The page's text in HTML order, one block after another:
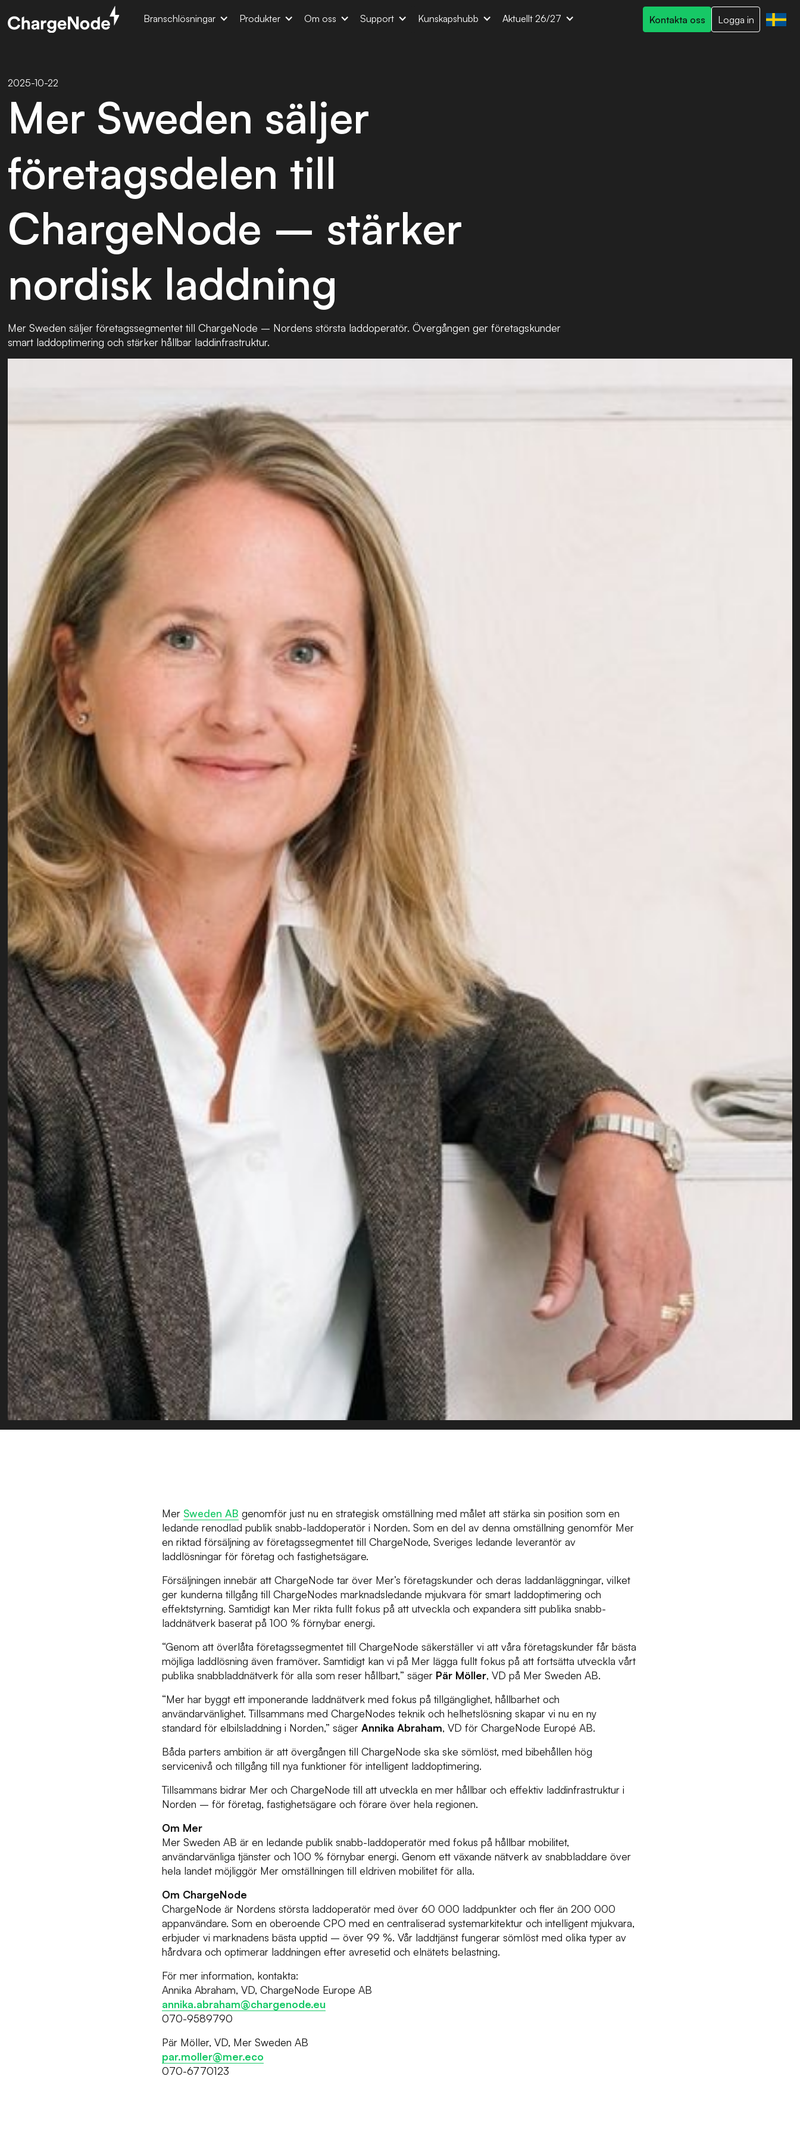
Branschlösningar Produkter Om oss Support Kunskapshubb Aktuellt 26/27 Kontakta oss Logga in
2025-10-22
Mer Sweden säljer
företagsdelen till
ChargeNode – stärker
nordisk laddning
Mer Sweden säljer företagssegmentet till ChargeNode – Nordens största laddoperatör. Övergången ger företagskunder
smart laddoptimering och stärker hållbar laddinfrastruktur.
Mer Sweden AB genomför just nu en strategisk omställning med målet att stärka sin position som en
ledande renodlad publik snabb-laddoperatör i Norden. Som en del av denna omställning genomför Mer
en riktad försäljning av företagssegmentet till ChargeNode, Sveriges ledande leverantör av
laddlösningar för företag och fastighetsägare.
Försäljningen innebär att ChargeNode tar över Mer’s företagskunder och deras laddanläggningar, vilket
ger kunderna tillgång till ChargeNodes marknadsledande mjukvara för smart laddoptimering och
effektstyrning. Samtidigt kan Mer rikta fullt fokus på att utveckla och expandera sitt publika snabb-
laddnätverk baserat på 100 % förnybar energi.
“Genom att överlåta företagssegmentet till ChargeNode säkerställer vi att våra företagskunder får bästa
möjliga laddlösning även framöver. Samtidigt kan vi på Mer lägga fullt fokus på att fortsätta utveckla vårt
publika snabbladdnätverk för alla som reser hållbart,” säger Pär Möller, VD på Mer Sweden AB.
“Mer har byggt ett imponerande laddnätverk med fokus på tillgänglighet, hållbarhet och
användarvänlighet. Tillsammans med ChargeNodes teknik och helhetslösning skapar vi nu en ny
standard för elbilsladdning i Norden,” säger Annika Abraham, VD för ChargeNode Europé AB.
Båda parters ambition är att övergången till ChargeNode ska ske sömlöst, med bibehållen hög
servicenivå och tillgång till nya funktioner för intelligent laddoptimering.
Tillsammans bidrar Mer och ChargeNode till att utveckla en mer hållbar och effektiv laddinfrastruktur i
Norden – för företag, fastighetsägare och förare över hela regionen.
Om Mer
Mer Sweden AB är en ledande publik snabb-laddoperatör med fokus på hållbar mobilitet,
användarvänliga tjänster och 100 % förnybar energi. Genom ett växande nätverk av snabbladdare över
hela landet möjliggör Mer omställningen till eldriven mobilitet för alla.
Om ChargeNode
ChargeNode är Nordens största laddoperatör med över 60 000 laddpunkter och fler än 200 000
appanvändare. Som en oberoende CPO med en centraliserad systemarkitektur och intelligent mjukvara,
erbjuder vi marknadens bästa upptid – över 99 %. Vår laddtjänst fungerar sömlöst med olika typer av
hårdvara och optimerar laddningen efter avresetid och elnätets belastning.
För mer information, kontakta:
Annika Abraham, VD, ChargeNode Europe AB
annika.abraham@chargenode.eu
070-9589790
Pär Möller, VD, Mer Sweden AB
par.moller@mer.eco
070-6770123